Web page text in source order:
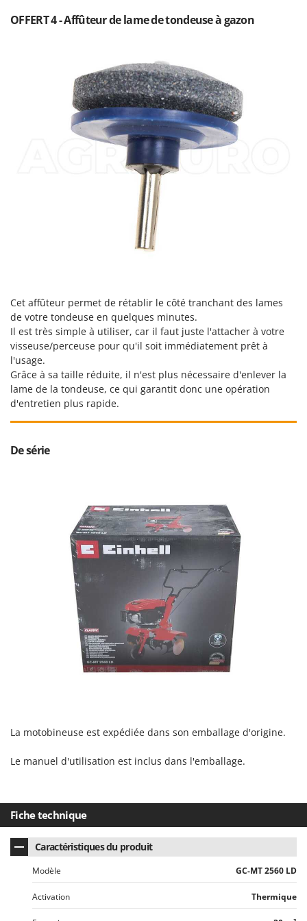
Stocker
TecnoGen
Tellarini Pompe
Troy-Bilt
U
Udor
Unger
V
Volpi
Wiper EcoRobot
Wolf Garten
Yard Force
ZGrills
Zodiac
OFFERT 4 - Affûteur de lame de tondeuse à gazon
Cet affûteur permet de rétablir le côté tranchant des lames
de votre tondeuse en quelques minutes.
Il est très simple à utiliser, car il faut juste l'attacher à votre
visseuse/perceuse pour qu'il soit immédiatement prêt à
l'usage.
Grâce à sa taille réduite, il n'est plus nécessaire d'enlever la
lame de la tondeuse, ce qui garantit donc une opération
d'entretien plus rapide.
De série
La motobineuse est expédiée dans son emballage d'origine.
Le manuel d'utilisation est inclus dans l'emballage.
Fiche technique
Caractéristiques du produit
Modèle GC-MT 2560 LD
Activation Thermique